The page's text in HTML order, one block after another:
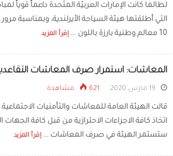
لطالما كانت الإمارات العربيّة المتّحدة داعماً قوياً
10 معالم وطنية بارزة باللون ...
إقرأ المزيد
المعاشات: استمرار صرف المعاشات
621 مشاهدة
قالت الهيئة العامة للمعاشات والتأمنيات
اتخاذ كافة الاجراءات الاحترازية من قبل كافة
ستستمر الهيئة في صرف المعاشات ... إقرأ المزيد